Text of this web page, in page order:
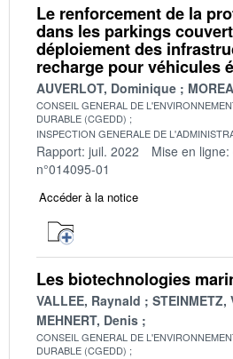
Le renforcement de la
dans les parkings
déploiement des
recharge pour véhicules
AUVERLOT, Dominique
CONSEIL GENERAL DE
DURABLE (CGEDD)
INSPECTION GENERALE DE
Rapport: juil. 2022 Mise en
n°014095-01
Accéder à la notice
Les biotechnologies
VALLEE, Raynald
MEHNERT, Denis
CONSEIL GENERAL DE
DURABLE (CGEDD)